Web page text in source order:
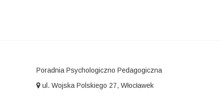
Poradnia Psychologiczno Pedagogiczna
ul. Wojska Polskiego 27, Włocławek